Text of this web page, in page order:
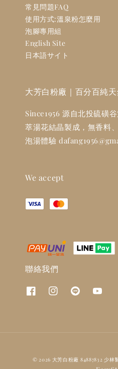
常見問題FAQ
使用方式:溫泉粉怎麼用
泡腳專用組
English Site
日本語サイト
大芳白粉廠｜百分百純
Since1956 源自北投硫磺
萃湯花結晶製成，無香料
泡湯體驗
We accept
聯絡我們
© 2026 大芳白粉廠 84887832 少